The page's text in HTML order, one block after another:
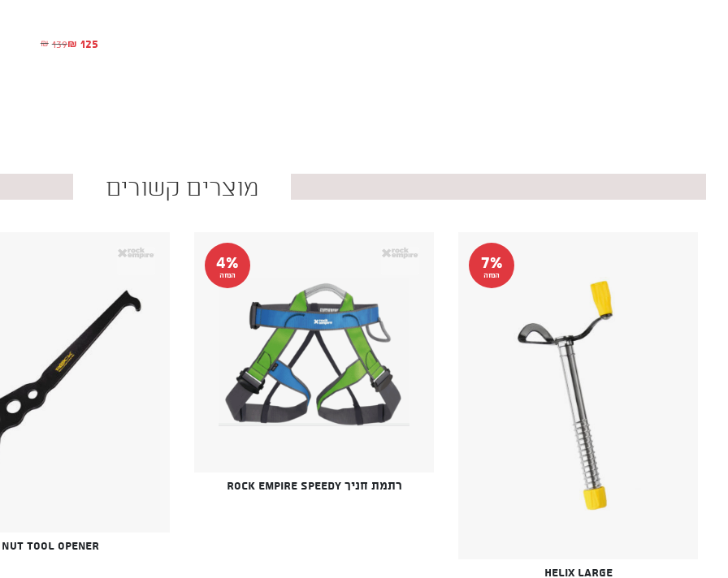
₪ 139
המחיר המקורי₪ 125 המחיר הנוכחי
מוצרים קשורים
7%
הנחה
Helix Large
4%
הנחה
רתמת חניך Rock Empire Speedy
Nut Tool opener